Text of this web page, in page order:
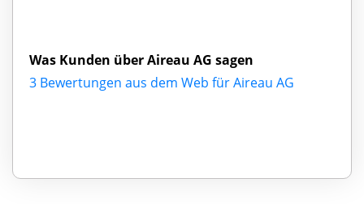
Was Kunden über Aireau AG sagen
3 Bewertungen aus dem Web für Aireau AG